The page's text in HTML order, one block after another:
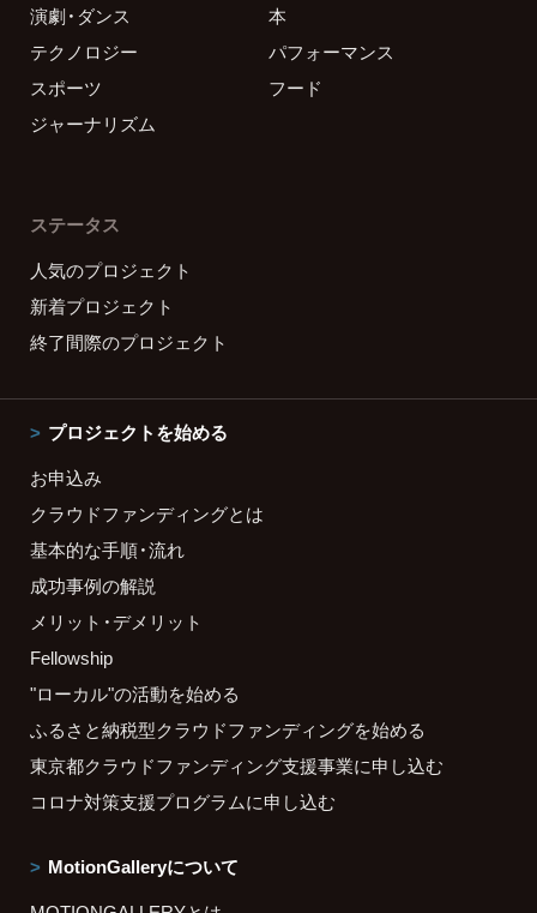
演劇・ダンス
本
テクノロジー
パフォーマンス
スポーツ
フード
ジャーナリズム
ステータス
人気のプロジェクト
新着プロジェクト
終了間際のプロジェクト
プロジェクトを始める
お申込み
クラウドファンディングとは
基本的な手順・流れ
成功事例の解説
メリット・デメリット
Fellowship
"ローカル"の活動を始める
ふるさと納税型クラウドファンディングを始める
東京都クラウドファンディング支援事業に申し込む
コロナ対策支援プログラムに申し込む
MotionGalleryについて